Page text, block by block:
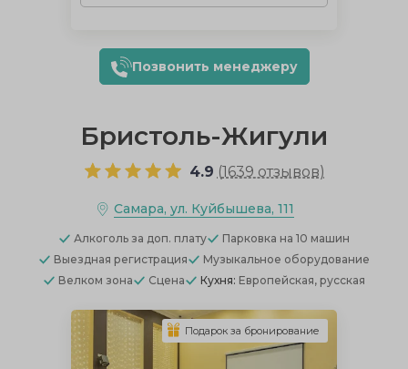
Позвонить менеджеру
Бристоль-Жигули
4.9 (1639 отзывов)
Самара, ул. Куйбышева, 111
Алкоголь за доп. плату Парковка на 10 машин
Выездная регистрация
Музыкальное оборудование
Велком зона
Сцена Кухня: Европейская, русская
Подарок за бронирование